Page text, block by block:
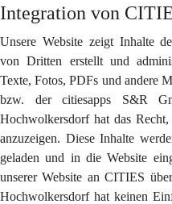
Integration von
Unsere Website zeigt Inhalte
von Dritten erstellt und
Texte, Fotos, PDFs und andere
bzw. der citiesapps S&R
Hochwolkersdorf hat das
anzuzeigen. Diese Inhalte
geladen und in die Website
unserer Website an CITIES
Hochwolkersdorf hat keinen